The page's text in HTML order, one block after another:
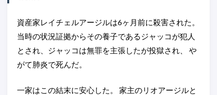
資産家レイチェルアージルは6ヶ月前に殺害された。
当時の状況証拠からその養子であるジャッコが犯人
とされ、ジャッコは無罪を主張したが投獄され、 や
がて肺炎で死んだ。
一家はこの結末に安心した。 家主のリオアージルと